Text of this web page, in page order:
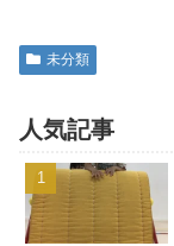
未分類
人気記事